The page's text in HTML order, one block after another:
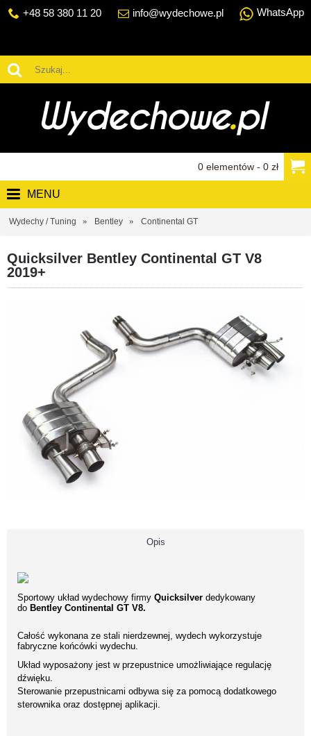
+48 58 380 11 20 info@wydechowe.pl WhatsApp
0 elementów - 0 zł
MENU
Wydechy / Tuning Bentley Continental GT
Quicksilver Bentley Continental GT V8
2019+
Opis
Sportowy układ wydechowy firmy Quicksilver dedykowany
do Bentley Continental GT V8.
Całość wykonana ze stali nierdzewnej, wydech wykorzystuje
fabryczne końcówki wydechu.
Układ wyposażony jest w przepustnice umożliwiające regulację
dźwięku.
Sterowanie przepustnicami odbywa się za pomocą dodatkowego
sterownika oraz dostępnej aplikacji.